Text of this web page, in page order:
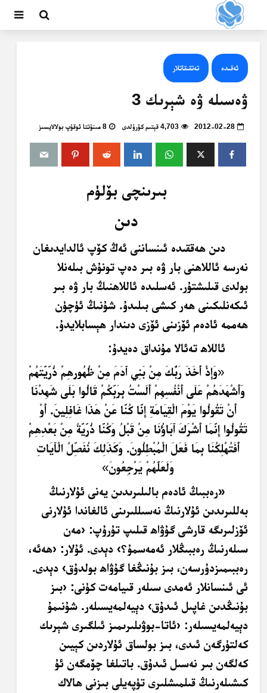
ئەقىدە تەتقىقاتلار
ۋەسىلە ۋە شېرىك 3
2012-02-28 4,703 قېتىم كۆرۈلدى 8 مىنۇتتا ئوقۇپ بولالايسىز
بىرىنچى بۆلۈم
دىن
دىن ھەققىدە ئىنساننى ئەڭ كۆپ ئالدايدىغان
نەرسە ئاللاھنى بار ۋە بىر دەپ تونۇش بىلەنلا
بولدى قىلىشتۇر. ئەسلىدە ئاللاھنىڭ بار ۋە بىر
ئىكەنلىكىنى ھەر كىشى بىلىدۇ. شۇنىڭ ئۈچۈن
ھەممە ئادەم ئۆزىنى ئۆزى دىندار ھېسابلايدۇ.
ئاللاھ تەئالا مۇنداق دەيدۇ:
«وَإِذْ أَخَذَ رَبُّكَ مِنْ بَنِي آَدَمَ مِنْ ظُهُورِهِمْ ذُرِّيَّتَهُمْ
وَأَشْهَدَهُمْ عَلَى أَنْفُسِهِمْ أَلَسْتُ بِرَبِّكُمْ قَالُوا بَلَى شَهِدْنَا
أَنْ تَقُولُوا يَوْمَ الْقِيَامَةِ إِنَّا كُنَّا عَنْ هَذَا غَافِلِينَ. أَوْ
تَقُولُوا إِنَّمَا أَشْرَكَ آَبَاؤُنَا مِنْ قَبْلُ وَكُنَّا ذُرِّيَّةً مِنْ بَعْدِهِمْ
أَفَتُهْلِكُنَا بِمَا فَعَلَ الْمُبْطِلُونَ. وَكَذَلِكَ نُفَصِّلُ الْآَيَاتِ
وَلَعَلَّهُمْ يَرْجِعُونَ»
«رەببىڭ ئادەم بالىلىرىدىن يەنى ئۇلارنىڭ
بەللىرىدىن ئۇلارنىڭ نەسىللىرىنى ئالغاندا ئۇلارنى
ئۆزلىرىگە قارشى گۇۋاھ قىلىپ تۇرۇپ: ‹مەن
سىلەرنىڭ رەببىڭلار ئەمەسمۇ؟› دېدى. ئۇلار: ‹ھەئە،
رەببىمىزدۇرسەن، بىز بۇنىڭغا گۇۋاھ بولدۇق› دېدى.
ئى ئىنسانلار ئەمدى سىلەر قىيامەت كۈنى: ‹بىز
بۇنىڭدىن غاپىل ئىدۇق› دېيەلمەيسىلەر. شۇنىمۇ
دېيەلمەيسىلەر: ‹ئاتا-بوۋىلىرىمىز ئىلگىرى شېرىك
كەلتۈرگەن ئىدى، بىز بولساق ئۇلاردىن كېيىن
كەلگەن بىر نەسىل ئىدۇق. باتىلغا چۆمگەن ئۇ
كىشىلەرنىڭ قىلمىشلىرى تۈپەيلى بىزنى ھالاك